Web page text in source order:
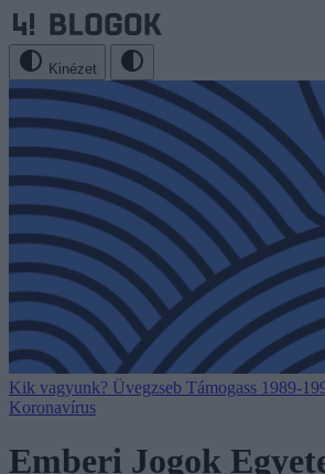
Kinézet
Kik vagyunk? Üvegzseb Támogass 1989-
Koronavírus
Emberi Jogok